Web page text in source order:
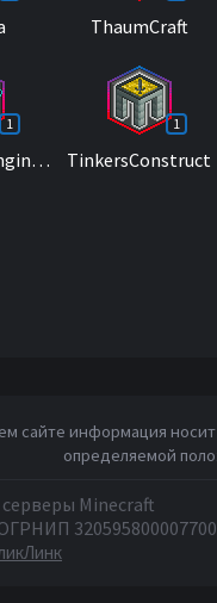
ThaumCraft
ImmersiveEngineering
1
TinkersConstruct
1
сайте информация
определяемой
Minecraft
320595800007700